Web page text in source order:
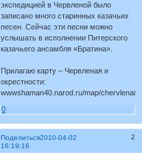
экспедицией в Червленой было
записано много старинных казачьих
песен. Сейчас эти песни можно
услышать в исполнении Питерского
казачьего ансамбля «Братина».
Прилагаю карту – Червленая и
окрестности:
wwwshaman40.narod.ru/map/
0
Поделиться 2
2010-04-02
16:19:16